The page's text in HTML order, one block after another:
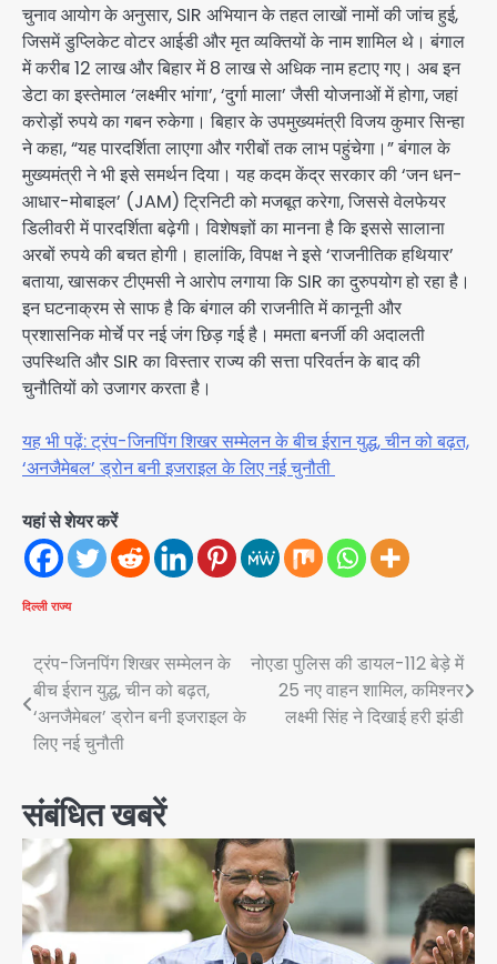
चुनाव आयोग के अनुसार, SIR अभियान के तहत लाखों नामों की जांच हुई,
जिसमें डुप्लिकेट वोटर आईडी और मृत व्यक्तियों के नाम शामिल थे। बंगाल
में करीब 12 लाख और बिहार में 8 लाख से अधिक नाम हटाए गए। अब इन
डेटा का इस्तेमाल ‘लक्ष्मीर भांगा’, ‘दुर्गा माला’ जैसी योजनाओं में होगा, जहां
करोड़ों रुपये का गबन रुकेगा। बिहार के उपमुख्यमंत्री विजय कुमार सिन्हा
ने कहा, “यह पारदर्शिता लाएगा और गरीबों तक लाभ पहुंचेगा।” बंगाल के
मुख्यमंत्री ने भी इसे समर्थन दिया। यह कदम केंद्र सरकार की ‘जन धन-
आधार-मोबाइल’ (JAM) ट्रिनिटी को मजबूत करेगा, जिससे वेलफेयर
डिलीवरी में पारदर्शिता बढ़ेगी। विशेषज्ञों का मानना है कि इससे सालाना
अरबों रुपये की बचत होगी। हालांकि, विपक्ष ने इसे ‘राजनीतिक हथियार’
बताया, खासकर टीएमसी ने आरोप लगाया कि SIR का दुरुपयोग हो रहा है।
इन घटनाक्रम से साफ है कि बंगाल की राजनीति में कानूनी और
प्रशासनिक मोर्चे पर नई जंग छिड़ गई है। ममता बनर्जी की अदालती
उपस्थिति और SIR का विस्तार राज्य की सत्ता परिवर्तन के बाद की
चुनौतियों को उजागर करता है।
यह भी पढ़ें: ट्रंप-जिनपिंग शिखर सम्मेलन के बीच ईरान युद्ध, चीन को बढ़त,
‘अनजैमेबल’ ड्रोन बनी इजराइल के लिए नई चुनौती
यहां से शेयर करें
दिल्ली राज्य
Post
navigation
ट्रंप-जिनपिंग शिखर सम्मेलन के
बीच ईरान युद्ध, चीन को बढ़त,
‘अनजैमेबल’ ड्रोन बनी इजराइल के
लिए नई चुनौती
नोएडा पुलिस की डायल-112 बेड़े में
25 नए वाहन शामिल, कमिश्नर
लक्ष्मी सिंह ने दिखाई हरी झंडी
संबंधित खबरें